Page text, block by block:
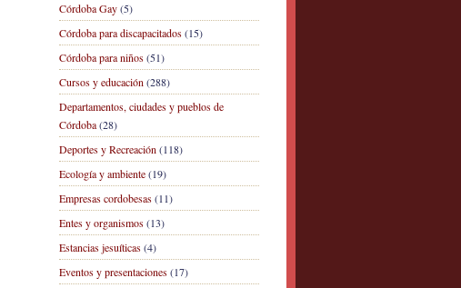
Córdoba Gay(5)
Córdoba para discapacitados(15)
Córdoba para niños(51)
Cursos y educación (288)
Departamentos, ciudades y pueblos de
Córdoba(28)
Deportes y Recreación (118)
Ecología y ambiente(19)
Empresas cordobesas(11)
Entes y organismos(13)
Estancias jesuíticas(4)
Eventos y presentaciones(17)